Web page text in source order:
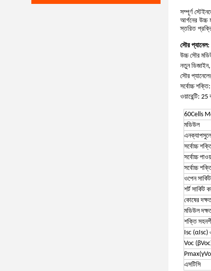
সম্পূর্ণ
আর্গনের উচ্চ
স্তরিত
সৌর প্যানেল:
উচ্চ সৌর
নতুন
সৌর
সর্বোচ্চ
ওয়ারেন্টি:
60Cells
মডিউল
সর্বোচ্চ
সর্বোচ্চ
সর্বোচ্চ
ওপেন
শর্ট সার্কিট
কোষের
মডিউল
শক্তি
Isc (αIsc)
Voc
এসটিসি